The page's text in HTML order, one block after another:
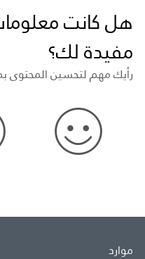
هل كانت
مفيدة لك؟
رأيك مهم لتحسين المحتوى
موارد